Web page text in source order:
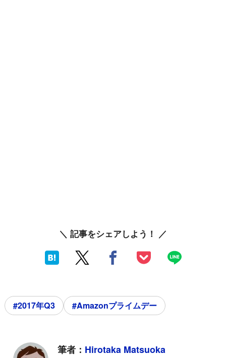
＼ 記事をシェアしよう！ ／
#2017年Q3 #Amazonプライムデー
筆者： Hirotaka Matsuoka